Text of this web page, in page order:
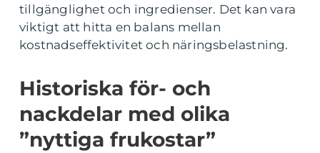
tillgänglighet och ingredienser. Det kan vara
viktigt att hitta en balans mellan
kostnadseffektivitet och näringsbelastning.
Historiska för- och
nackdelar med olika
”nyttiga frukostar”